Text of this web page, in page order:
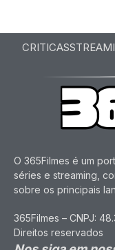
CRITICAS
O 365Filmes é um
séries e streaming,
sobre os principais
365Filmes – CNPJ:
Direitos reservados